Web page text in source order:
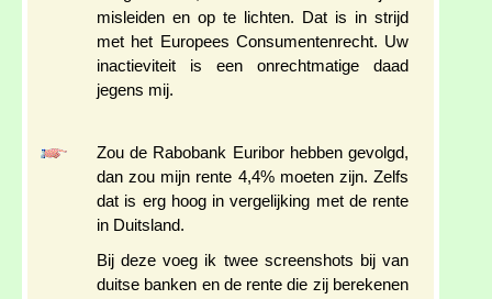
misleiden en op te lichten. Dat is in strijd
met het Europees Consumentenrecht. Uw
inactieviteit is een onrechtmatige daad
jegens mij.
Zou de Rabobank Euribor hebben gevolgd,
dan zou mijn rente 4,4% moeten zijn. Zelfs
dat is erg hoog in vergelijking met de rente
in Duitsland.
Bij deze voeg ik twee screenshots bij van
duitse banken en de rente die zij berekenen